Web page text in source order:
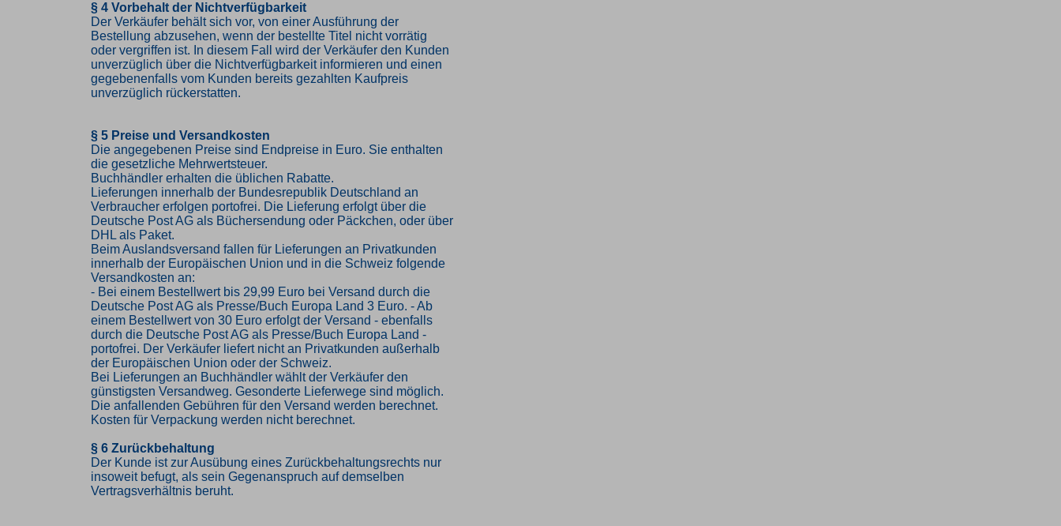
§ 4 Vorbehalt der Nichtverfügbarkeit
Der Verkäufer behält sich vor, von einer Ausführung der
Bestellung abzusehen, wenn der bestellte Titel nicht vorrätig
oder vergriffen ist. In diesem Fall wird der Verkäufer den Kunden
unverzüglich über die Nichtverfügbarkeit informieren und einen
gegebenenfalls vom Kunden bereits gezahlten Kaufpreis
unverzüglich rückerstatten.
§ 5 Preise und Versandkosten
Die angegebenen Preise sind Endpreise in Euro. Sie enthalten
die gesetzliche Mehrwertsteuer.
Buchhändler erhalten die üblichen Rabatte.
Lieferungen innerhalb der Bundesrepublik Deutschland an
Verbraucher erfolgen portofrei. Die Lieferung erfolgt über die
Deutsche Post AG als Büchersendung oder Päckchen, oder über
DHL als Paket.
Beim Auslandsversand fallen für Lieferungen an Privatkunden
innerhalb der Europäischen Union und in die Schweiz folgende
Versandkosten an:
- Bei einem Bestellwert bis 29,99 Euro bei Versand durch die
Deutsche Post AG als Presse/Buch Europa Land 3 Euro. - Ab
einem Bestellwert von 30 Euro erfolgt der Versand - ebenfalls
durch die Deutsche Post AG als Presse/Buch Europa Land -
portofrei. Der Verkäufer liefert nicht an Privatkunden außerhalb
der Europäischen Union oder der Schweiz.
Bei Lieferungen an Buchhändler wählt der Verkäufer den
günstigsten Versandweg. Gesonderte Lieferwege sind möglich.
Die anfallenden Gebühren für den Versand werden berechnet.
Kosten für Verpackung werden nicht berechnet.
§ 6 Zurückbehaltung
Der Kunde ist zur Ausübung eines Zurückbehaltungsrechts nur
insoweit befugt, als sein Gegenanspruch auf demselben
Vertragsverhältnis beruht.